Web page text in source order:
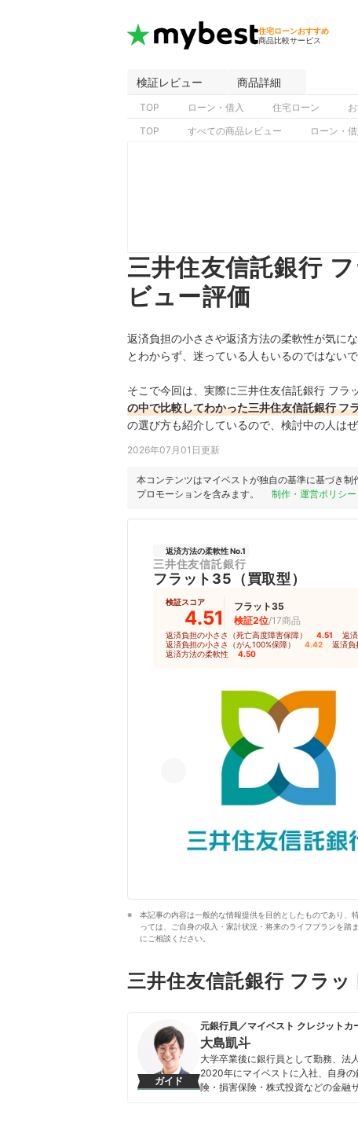
住宅ローンおすすめ
商品比較サービス
検証レビュー 商品詳細
TOP ローン・借入 住宅ローン
TOP すべての商品レビュー ローン・
三井住友信託銀行
ビュー評価
返済負担の小ささや返済方法の柔軟性が気に
とわからず、迷っている人もいるのではない
そこで今回は、実際に三井住友信託銀行 フラ
の中で比較してわかった三井住友信託銀行 フ
の選び方も紹介しているので、検討中の人は
2026年07月01日更新
本コンテンツはマイベストが独自の基準に基づき制
プロモーションを含みます。
制作・運営ポリシー
返済方法の柔軟性 No.1
三井住友信託銀行
フラット35（買取型）
検証スコア
4.51
フラット35
検証2位/17商品
返済負担の小ささ（死亡高度障害保障） 4.51 返
返済負担の小ささ（がん100%保障） 4.42 返済負
返済方法の柔軟性 4.50
本記事の内容は一般的な情報提供を目的としたものであり、
っては、ご自身の収入・家計状況・将来のライフプランを
にご相談ください。
三井住友信託銀行 フラ
ガイド
元銀行員／マイベスト クレジットカ
大島凱斗
大学卒業後に銀行員として勤務、法
2020年にマイベストに入社、自身
険・損害保険・株式投資などの金融